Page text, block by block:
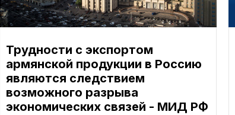
Трудности с экспортом
армянской продукции в Россию
являются следствием
возможного разрыва
экономических связей - МИД РФ